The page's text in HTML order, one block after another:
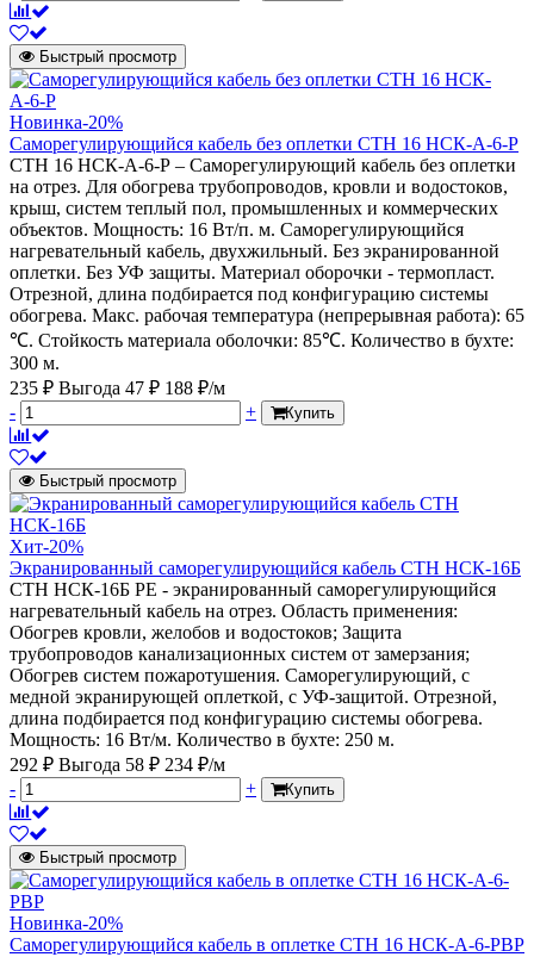
Быстрый просмотр
Новинка-20%
Саморегулирующийся кабель без оплетки СТН 16 НСК-А-6-Р
СТН 16 НСК-А-6-Р – Саморегулирующий кабель без оплетки
на отрез. Для обогрева трубопроводов, кровли и водостоков,
крыш, систем теплый пол, промышленных и коммерческих
объектов. Мощность: 16 Вт/п. м. Саморегулирующийся
нагревательный кабель, двухжильный. Без экранированной
оплетки. Без УФ защиты. Материал оборочки - термопласт.
Отрезной, длина подбирается под конфигурацию системы
обогрева. Макс. рабочая температура (непрерывная работа): 65
℃. Стойкость материала оболочки: 85℃. Количество в бухте:
300 м.
235 ₽ Выгода 47 ₽ 188 ₽/м
-
+ Купить
Быстрый просмотр
Хит-20%
Экранированный саморегулирующийся кабель СТН НСК-16Б
СТН НСК-16Б PE - экранированный саморегулирующийся
нагревательный кабель на отрез. Область применения:
Обогрев кровли, желобов и водостоков; Защита
трубопроводов канализационных систем от замерзания;
Обогрев систем пожаротушения. Саморегулирующий, с
медной экранирующей оплеткой, с УФ-защитой. Отрезной,
длина подбирается под конфигурацию системы обогрева.
Мощность: 16 Вт/м. Количество в бухте: 250 м.
292 ₽ Выгода 58 ₽ 234 ₽/м
-
+ Купить
Быстрый просмотр
Новинка-20%
Саморегулирующийся кабель в оплетке СТН 16 НСК-А-6-РВР